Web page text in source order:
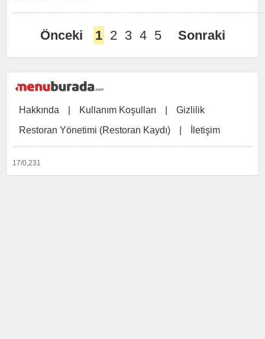
Önceki 1 2 3 4 5 Sonraki
Hakkında Kullanım Koşulları
Gizlilik
Restoran Yönetimi (Restoran Kaydı)
İletişim
17/0,231